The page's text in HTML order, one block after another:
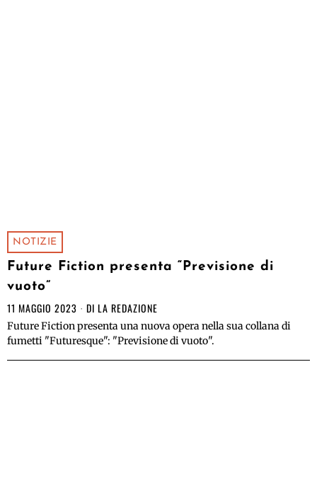
NOTIZIE
Future Fiction presenta “Previsione di
vuoto”
11 MAGGIO 2023 DI LA REDAZIONE
Future Fiction presenta una nuova opera nella sua collana di
fumetti "Futuresque": "Previsione di vuoto".